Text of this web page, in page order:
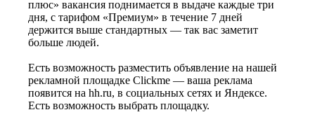
плюс» вакансия поднимается в выдаче каждые три
дня, с тарифом «Премиум» в течение 7 дней
держится выше стандартных — так вас заметит
больше людей.
Есть возможность разместить объявление на нашей
рекламной площадке Clickme — ваша реклама
появится на hh.ru, в социальных сетях и Яндексе.
Есть возможность выбрать площадку.